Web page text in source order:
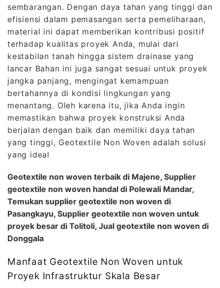
sembarangan. Dengan daya tahan yang tinggi dan
efisiensi dalam pemasangan serta pemeliharaan,
material ini dapat memberikan kontribusi positif
terhadap kualitas proyek Anda, mulai dari
kestabilan tanah hingga sistem drainase yang
lancar Bahan ini juga sangat sesuai untuk proyek
jangka panjang, mengingat kemampuan
bertahannya di kondisi lingkungan yang
menantang. Oleh karena itu, jika Anda ingin
memastikan bahwa proyek konstruksi Anda
berjalan dengan baik dan memiliki daya tahan
yang tinggi, Geotextile Non Woven adalah solusi
yang ideal
Geotextile non woven terbaik di Majene, Supplier
geotextile non woven handal di Polewali Mandar,
Temukan supplier geotextile non woven di
Pasangkayu, Supplier geotextile non woven untuk
proyek besar di Tolitoli, Jual geotextile non woven di
Donggala
Manfaat Geotextile Non Woven untuk
Proyek Infrastruktur Skala Besar